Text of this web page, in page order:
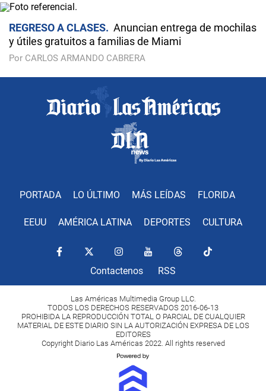
REGRESO A CLASES
Anuncian entrega de mochilas
y útiles gratuitos a familias de Miami
Por CARLOS ARMANDO CABRERA
PORTADA LO ÚLTIMO MÁS LEÍDAS FLORIDA
EEUU AMÉRICA LATINA DEPORTES CULTURA
Contactenos RSS
Las Américas Multimedia Group LLC.
TODOS LOS DERECHOS RESERVADOS 2016-06-13
PROHIBIDA LA REPRODUCCIÓN TOTAL O PARCIAL DE CUALQUIER
MATERIAL DE ESTE DIARIO SIN LA AUTORIZACIÓN EXPRESA DE LOS
EDITORES
Copyright Diario Las Américas 2022. All rights reserved